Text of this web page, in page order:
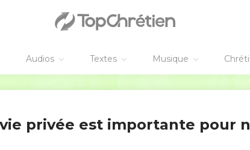
Audios Textes Musique
DE L’ANNÉE !
privée est importante pour